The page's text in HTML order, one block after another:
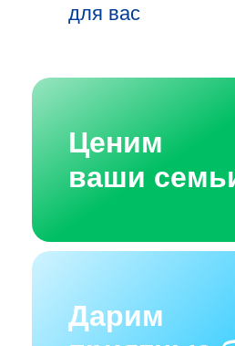
для вас
Дарим
Ценим
ваши